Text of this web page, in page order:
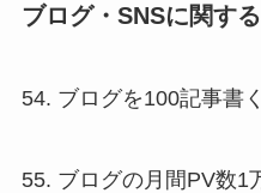
ブログ・SNSに関す
54. ブログを100記事書く
55. ブログの月間PV数1